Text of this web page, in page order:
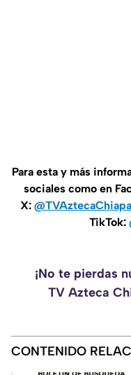
Para esta y más
sociales como en
X:
TikTok:
¡No te pierdas
TV Azteca
CONTENIDO